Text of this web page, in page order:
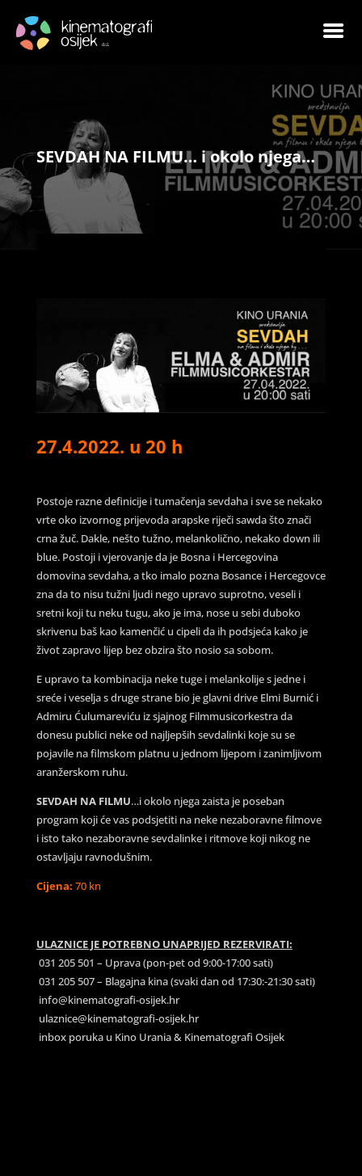
SEVDAH NA FILMU… i okolo njega…
27.4.2022. u 20 h
Postoje razne definicije i tumačenja sevdaha i sve se nekako
vrte oko izvornog prijevoda arapske riječi sawda što znači
crna žuč. Dakle, nešto tužno, melankolično, nekako down ili
blue. Postoji i vjerovanje da je Bosna i Hercegovina
domovina sevdaha, a tko imalo pozna Bosance i Hercegovce
zna da to nisu tužni ljudi nego upravo suprotno, veseli i
sretni koji tu neku tugu, ako je ima, nose u sebi duboko
skrivenu baš kao kamenčić u cipeli da ih podsjeća kako je
život zapravo lijep bez obzira što nosio sa sobom.
E upravo ta kombinacija neke tuge i melankolije s jedne i
sreće i veselja s druge strane bio je glavni drive Elmi Burnić i
Admiru Ćulumareviću iz sjajnog Filmmusicorkestra da
donesu publici neke od najljepših sevdalinki koje su se
pojavile na filmskom platnu u jednom lijepom i zanimljivom
aranžerskom ruhu.
SEVDAH NA FILMU…i okolo njega zaista je poseban
program koji će vas podsjetiti na neke nezaboravne filmove
i isto tako nezaboravne sevdalinke i ritmove koji nikog ne
ostavljaju ravnodušnim.
Cijena: 70 kn
ULAZNICE JE POTREBNO UNAPRIJED REZERVIRATI:
031 205 501 – Uprava (pon-pet od 9:00-17:00 sati)
031 205 507 – Blagajna kina (svaki dan od 17:30:-21:30 sati)
info@kinematografi-osijek.hr
ulaznice@kinematografi-osijek.hr
inbox poruka u Kino Urania & Kinematografi Osijek